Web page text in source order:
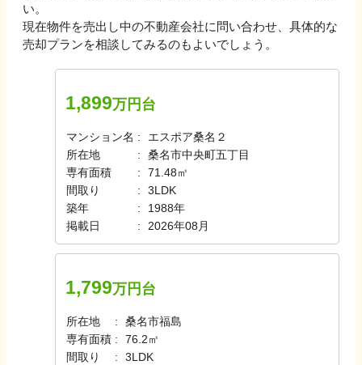
い。
現在物件を売出し中の不動産会社に問い合わせ、具体的な
売却プランを相談してみるのもよいでしょう。
1,899万円台
マンション名
エスポア桑名２
所在地
桑名市中央町五丁目
専有面積
71.48㎡
間取り
3LDK
築年
1988年
掲載日
2026年08月
1,799万円台
所在地
桑名市福島
専有面積
76.2㎡
間取り
3LDK